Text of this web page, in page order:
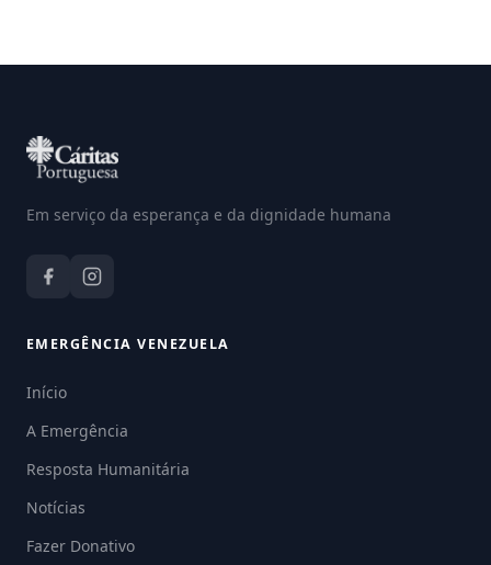
Em serviço da esperança e da dignidade humana
EMERGÊNCIA VENEZUELA
Início
A Emergência
Resposta Humanitária
Notícias
Fazer Donativo